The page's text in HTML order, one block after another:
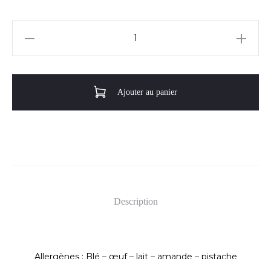
Ajouter au panier
Description
Allergènes : Blé – œuf – lait – amande – pistache